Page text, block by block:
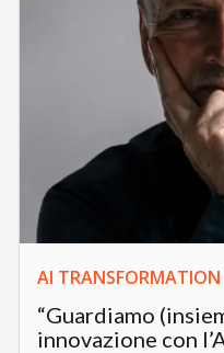
AI TRANSFORMATION
“Guardiamo
innovazione con